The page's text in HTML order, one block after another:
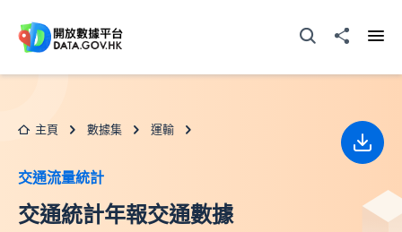
打開搜尋器分享至
主頁 數據集 運輸
交通流量統計
交通統計年報交通數據
下載